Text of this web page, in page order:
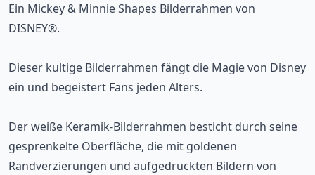
Ein Mickey & Minnie Shapes Bilderrahmen von
DISNEY®.
Dieser kultige Bilderrahmen fängt die Magie von Disney
ein und begeistert Fans jeden Alters.
Der weiße Keramik-Bilderrahmen besticht durch seine
gesprenkelte Oberfläche, die mit goldenen
Randverzierungen und aufgedruckten Bildern von